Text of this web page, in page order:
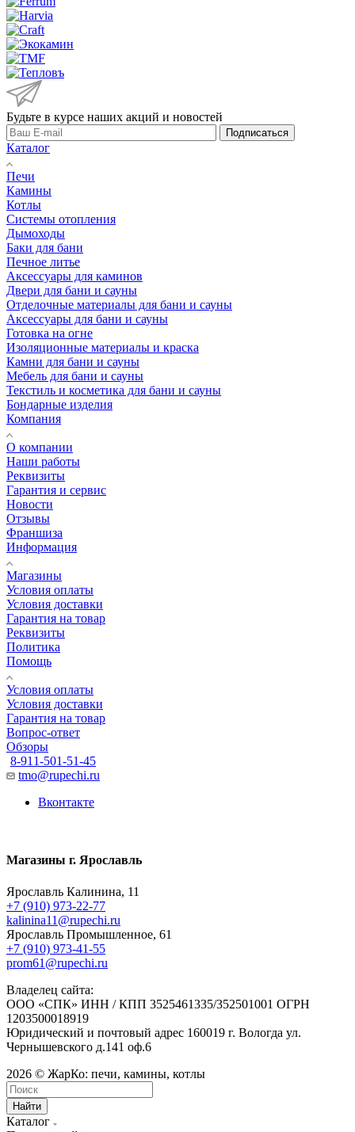
Будьте в курсе наших акций и новостей
Подписаться
Каталог
Печи
Камины
Котлы
Системы отопления
Дымоходы
Баки для бани
Печное литье
Аксессуары для каминов
Двери для бани и сауны
Отделочные материалы для бани и сауны
Аксессуары для бани и сауны
Готовка на огне
Изоляционные материалы и краска
Камни для бани и сауны
Мебель для бани и сауны
Текстиль и косметика для бани и сауны
Бондарные изделия
Компания
О компании
Наши работы
Реквизиты
Гарантия и сервис
Новости
Отзывы
Франшиза
Информация
Магазины
Условия оплаты
Условия доставки
Гарантия на товар
Реквизиты
Политика
Помощь
Условия оплаты
Условия доставки
Гарантия на товар
Вопрос-ответ
Обзоры
8-911-501-51-45
tmo@rupechi.ru
Вконтакте
Магазины г. Ярославль
Ярославль Калинина, 11
+7 (910) 973-22-77
kalinina11@rupechi.ru
Ярославль Промышленное, 61
+7 (910) 973-41-55
prom61@rupechi.ru
Владелец сайта:
ООО «СПК» ИНН / КПП 3525461335/352501001 ОГРН
1203500018919
Юридический и почтовый адрес 160019 г. Вологда ул.
Чернышевского д.141 оф.6
2026 © ЖарКо: печи, камины, котлы
Найти
Каталог